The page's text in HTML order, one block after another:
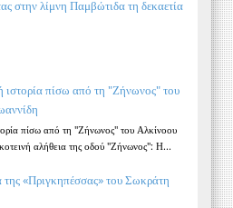
στην λίμνη Παμβώτιδα τη δεκαετία
ιστορία πίσω από τη "Ζήνωνος" του
πίσω από τη "Ζήνωνος" του Αλκίνοου
αλήθεια της οδού "Ζήνωνος": Η...
της «Πριγκηπέσσας» του Σωκράτη